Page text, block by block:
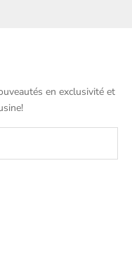
en exclusivité et
!